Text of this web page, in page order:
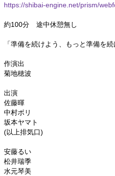
https://shibai-engine.net/prism/
約100分 途中休憩無し
「準備を続けよう、もっと準備を続
作演出
菊地穂波
出演
佐藤暉
中村ボリ
坂本ヤマト
(以上排気口)
安藤るい
松井瑞季
水元琴美